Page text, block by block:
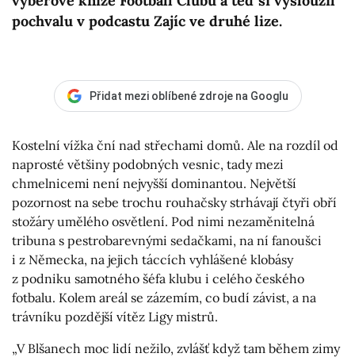
pochvalu v podcastu Zajíc ve druhé lize.
Přidat mezi oblíbené zdroje na Googlu
Kostelní vížka ční nad střechami domů. Ale na rozdíl od
naprosté většiny podobných vesnic, tady mezi
chmelnicemi není nejvyšší dominantou. Největší
pozornost na sebe trochu rouhačsky strhávají čtyři obří
stožáry umělého osvětlení. Pod nimi nezaměnitelná
tribuna s pestrobarevnými sedačkami, na ní fanoušci
i z Německa, na jejich táccích vyhlášené klobásy
z podniku samotného šéfa klubu i celého českého
fotbalu. Kolem areál se zázemím, co budí závist, a na
trávníku pozdější vítěz Ligy mistrů.
„V Blšanech moc lidí nežilo, zvlášť když tam během zimy